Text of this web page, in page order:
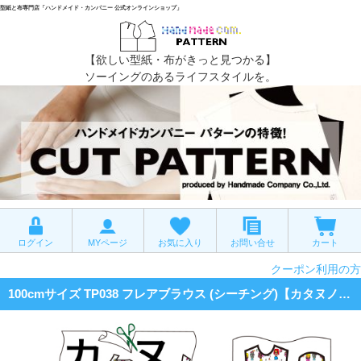
型紙と布専門店「ハンドメイド・カンパニー 公式オンラインショップ」
【欲しい型紙・布がきっと見つかる】
ソーイングのあるライフスタイルを。
ログイン MYページ お気に入り お問い合せ カート
クーポン利用の方
100cmサイズ TP038 フレアブラウス (シーチング)【カタヌノ 切って縫うだけ!】